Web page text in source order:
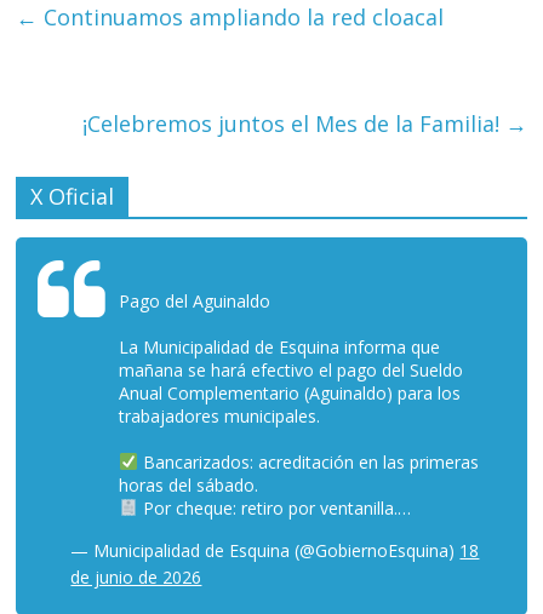
← Continuamos ampliando la red cloacal
¡Celebremos juntos el Mes de la Familia! →
X Oficial
Pago del Aguinaldo
La Municipalidad de Esquina informa que
mañana se hará efectivo el pago del Sueldo
Anual Complementario (Aguinaldo) para los
trabajadores municipales.
Bancarizados: acreditación en las primeras
horas del sábado.
Por cheque: retiro por ventanilla.…
— Municipalidad de Esquina (@GobiernoEsquina) 18
de junio de 2026